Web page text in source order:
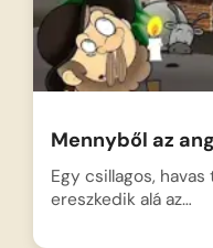
Mennyből az
Egy csillagos,
ereszkedik alá az…